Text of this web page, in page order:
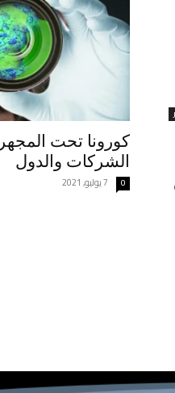
كورونا تحت
الشركات والدول
7 يوليو, 2021 0